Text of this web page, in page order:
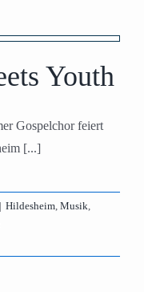
Youth
Gospelchor feiert
[...]
| Hildesheim Musik